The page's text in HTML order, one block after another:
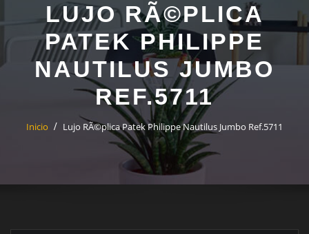
LUJO RÃ©PLICA
PATEK PHILIPPE
NAUTILUS JUMBO
REF.5711
Inicio Lujo RÃ©plica Patek Philippe Nautilus Jumbo Ref.5711